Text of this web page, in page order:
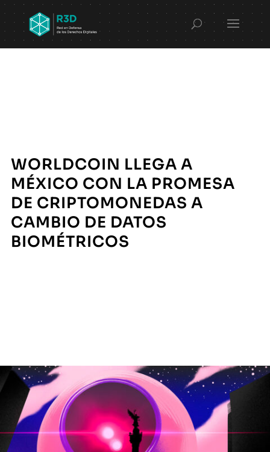
WORLDCOIN LLEGA A
MÉXICO CON LA PROMESA
DE CRIPTOMONEDAS A
CAMBIO DE DATOS
BIOMÉTRICOS